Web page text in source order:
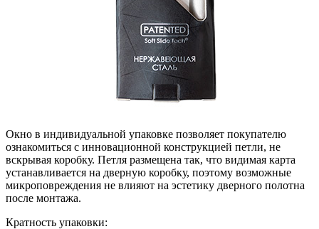
Окно в индивидуальной упаковке позволяет покупателю
ознакомиться с инновационной конструкцией петли, не
вскрывая коробку. Петля размещена так, что видимая карта
устанавливается на дверную коробку, поэтому возможные
микроповреждения не влияют на эстетику дверного полотна
после монтажа.
Кратность упаковки: